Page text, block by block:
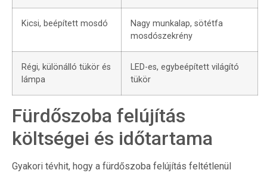
Kicsi, beépített mosdó
Nagy munkalap, sötétfa
mosdószekrény
Régi, különálló tükör és
lámpa
LED-es, egybeépített világító
tükör
Fürdőszoba felújítás
költségei és időtartama
Gyakori tévhit, hogy a fürdőszoba felújítás feltétlenül